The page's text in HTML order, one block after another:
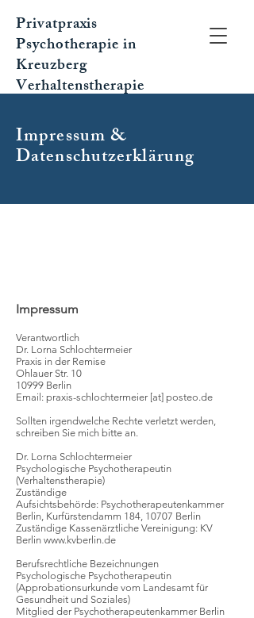
Privatpraxis
Psychotherapie in
Kreuzberg
Verhaltenstherapie
Impressum &
Datenschutzerklärung
Impressum
Verantwortlich
Dr. Lorna Schlochtermeier
Praxis in der Remise
Ohlauer Str. 10
10999 Berlin
Email: praxis-schlochtermeier [at] posteo.de
Sollten irgendwelche Rechte verletzt werden,
schreiben Sie mich bitte an.
Dr. Lorna Schlochtermeier
Psychologische Psychotherapeutin
(Verhaltenstherapie)
Zuständige
Aufsichtsbehörde: Psychotherapeutenkammer
Berlin, Kurfürstendamm 184, 10707 Berlin
Zuständige Kassenärztliche Vereinigung: KV
Berlin www.kvberlin.de
Berufsrechtliche Bezeichnungen
Psychologische Psychotherapeutin
(Approbationsurkunde vom Landesamt für
Gesundheit und Soziales)
Mitglied der Psychotherapeutenkammer Berlin